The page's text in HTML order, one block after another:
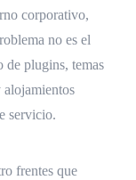
corporativo,
no es el
de plugins, temas
alojamientos
servicio.
frentes que